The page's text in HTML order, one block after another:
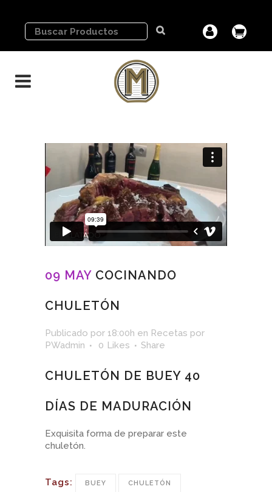
09 MAY COCINANDO
CHULETÓN
Publicado por 18:00h en Recetas por
PWadmin
0 Likes Share
CHULETÓN DE BUEY 40
DÍAS DE MADURACIÓN
Exquisita forma de preparar este
chuletón.
Tags: BUEY CHULETÓN